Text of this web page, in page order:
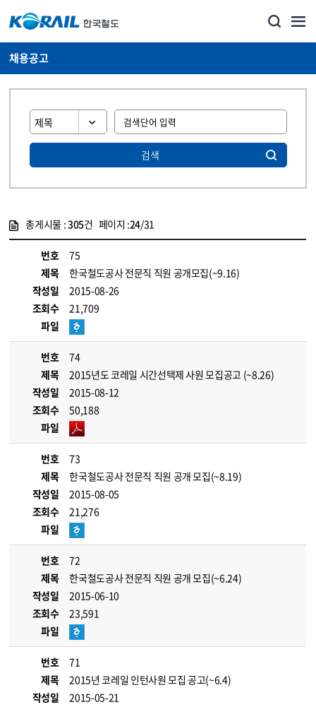
채용공고
검색
총게시물 :305건 페이지 :24/31
번호
75
제목
한국철도공사 전문직 직원 공개모집(~9.16)
작성일
2015-08-26
조회수
21,709
파일
번호
74
제목
2015년도 코레일 시간선택제 사원 모집공고 (~8.26)
작성일
2015-08-12
조회수
50,188
파일
번호
73
제목
한국철도공사 전문직 직원 공개 모집(~8.19)
작성일
2015-08-05
조회수
21,276
파일
번호
72
제목
한국철도공사 전문직 직원 공개 모집(~6.24)
작성일
2015-06-10
조회수
23,591
파일
번호
71
제목
2015년 코레일 인턴사원 모집 공고(~6.4)
작성일
2015-05-21